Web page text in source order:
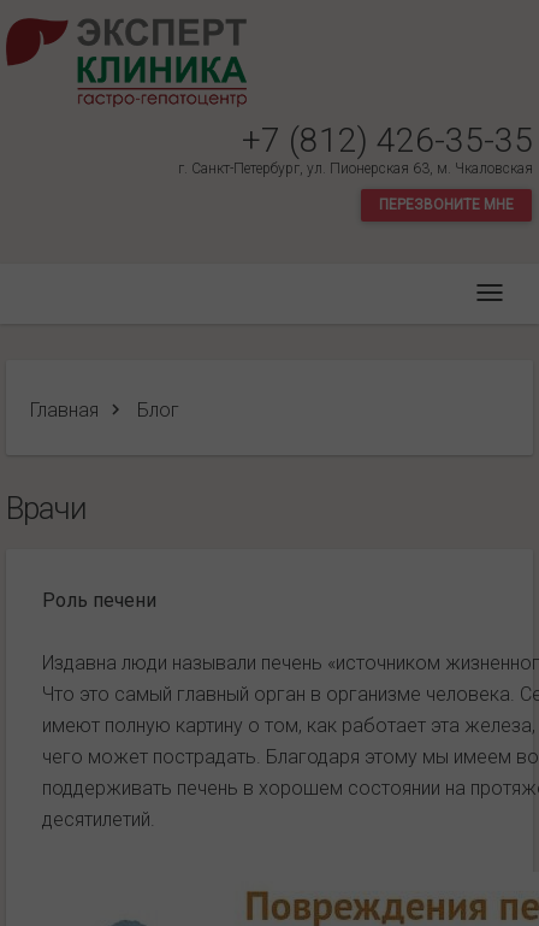
+7 (812) 426-35-35
г. Санкт-Петербург, ул. Пионерская 63, м. Чкаловская
ПЕРЕЗВОНИТЕ МНЕ
Главная Блог
Врачи
Роль печени
Издавна люди называли печень «источником
Что это самый главный орган в организме человека.
имеют полную картину о том, как работает эта
чего может пострадать. Благодаря этому мы имеем
поддерживать печень в хорошем состоянии на
десятилетий.